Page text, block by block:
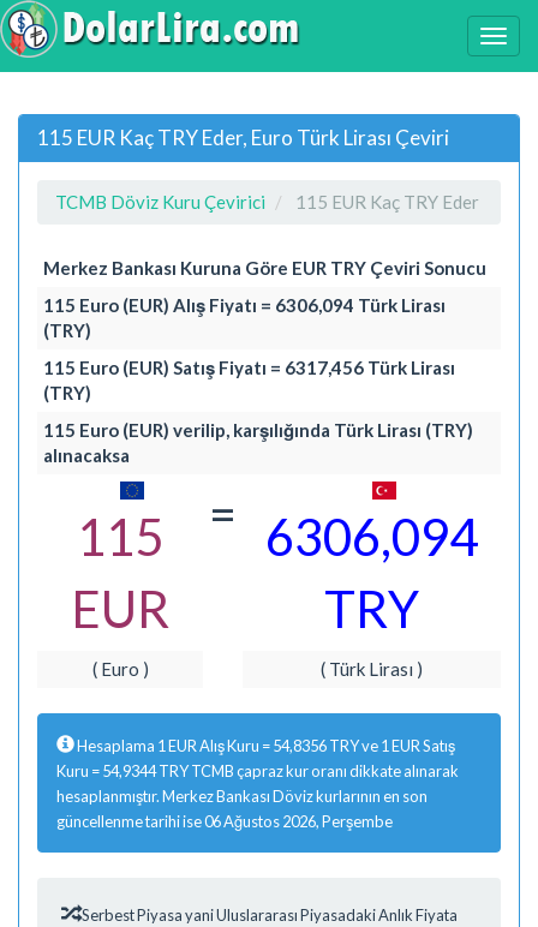
115 EUR Kaç TRY Eder, Euro Türk Lirası Çeviri
TCMB Döviz Kuru Çevirici 115 EUR Kaç TRY Eder
Merkez Bankası Kuruna Göre EUR TRY Çeviri Sonucu
115 Euro (EUR) Alış Fiyatı = 6306,094 Türk Lirası
(TRY)
115 Euro (EUR) Satış Fiyatı = 6317,456 Türk Lirası
(TRY)
115 Euro (EUR) verilip, karşılığında Türk Lirası (TRY)
alınacaksa
115
EUR
=
6306,094
TRY
( Euro ) ( Türk Lirası )
Hesaplama 1 EUR Alış Kuru = 54,8356 TRY ve 1 EUR Satış
Kuru = 54,9344 TRY TCMB çapraz kur oranı dikkate alınarak
hesaplanmıştır. Merkez Bankası Döviz kurlarının en son
güncellenme tarihi ise 06 Ağustos 2026, Perşembe
Serbest Piyasa yani Uluslararası Piyasadaki Anlık Fiyata